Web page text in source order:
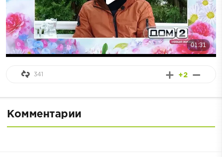
+2
341
Комментарии